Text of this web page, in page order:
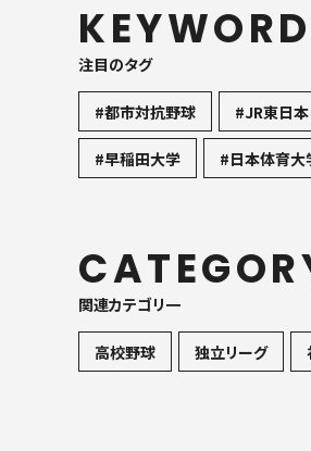
KEYWORD
注目のタグ
#都市対抗野球 #JR東日本
#早稲田大学 #日本体育大
関連カテゴリ一
高校野球 独立リーグ